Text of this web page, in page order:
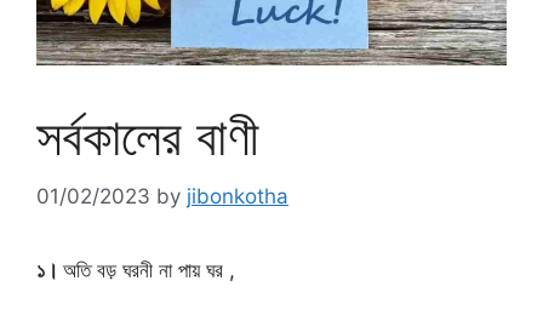
সর্বকালের বাণী
01/02/2023 by jibonkotha
১। অতি বড় ঘরনী না পায় ঘর ,